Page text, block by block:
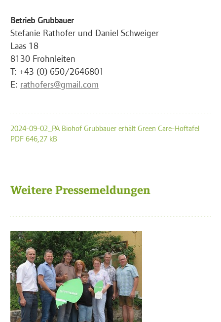
Betrieb Grubbauer
Stefanie Rathofer und Daniel Schweiger
Laas 18
8130 Frohnleiten
T: +43 (0) 650/2646801
E: rathofers@gmail.com
2024-09-02_PA Biohof Grubbauer erhält Green Care-Hoftafel
PDF 646,27 kB
Weitere Pressemeldungen